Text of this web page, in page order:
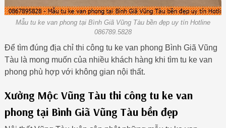
Mẫu tu ke van phong tại Bình Giã Vũng Tàu bền đẹp uy tín Hotline
086789.5828
Để tìm đúng địa chỉ thi công tu ke van phong Bình Giã Vũng
Tàu là mong muốn của nhiều khách hàng khi tìm tu ke van
phong phù hợp với không gian nội thất.
Xưởng Mộc Vũng Tàu thi công tu ke van
phong tại Bình Giã Vũng Tàu bền đẹp